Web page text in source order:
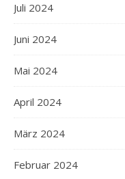
Juli 2024
Juni 2024
Mai 2024
April 2024
März 2024
Februar 2024